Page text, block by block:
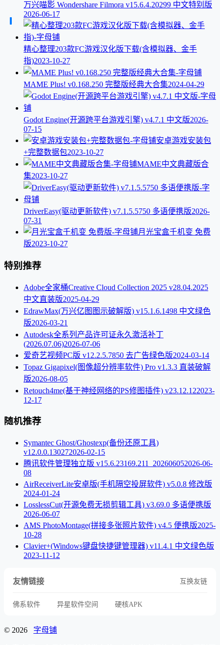
万兴喵影 Wondershare Filmora v15.6.4.20299 中文特别版
2026-06-17
精心整理203款FC游戏汉化版下载(含模拟器、金手
指)2023-10-27
MAME Plus! v0.168.250 完整版经典大合集2024-04-29
Godot Engine(开源跨平台游戏引擎) v4.7.1 中文版2026-
07-15
安卓游戏安装包
+完整数据包2023-10-27
MAME中文典藏版合
集2023-10-27
DriverEasy(驱动更新软件) v7.1.5.5750 多语便携版2026-
07-31
月光宝盒千机变 免费
版2023-10-27
特别推荐
Adobe全家桶Creative Cloud Collection 2025 v28.04.2025
中文直装版2025-04-29
EdrawMax(万兴亿图图示破解版) v15.1.6.1498 中文绿色
版2026-03-21
Autodesk全系列产品许可证永久激活补丁
(2026.07.06)2026-07-06
爱奇艺视频PC版 v12.2.5.7850 去广告绿色版2024-03-14
Topaz Gigapixel(图像超分辨率软件) Pro v1.3.3 直装破解
版2026-08-05
Retouch4me(基于神经网络的PS修图插件) v23.12.122023-
12-17
随机推荐
Symantec Ghost/Ghostexp(备份还原工具)
v12.0.0.130272026-02-15
腾讯软件管理独立版 v15.6.23169.211_202606052026-06-
08
AirReceiverLite安卓版(手机隔空投屏软件) v5.0.8 修改版
2024-01-24
LosslessCut(开源免费无损剪辑工具) v3.69.0 多语便携版
2026-06-07
AMS PhotoMontage(拼接多张照片软件) v4.5 便携版2025-
10-28
Clavier+(Windows键盘快捷键管理器) v11.4.1 中文绿色版
2023-11-12
友情链接 互换友链
佛系软件 异星软件空间 硬核APK
© 2026 字母铺